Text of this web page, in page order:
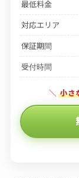
最低料金
対応エリア
保証期間
受付時間
＼ 小さ